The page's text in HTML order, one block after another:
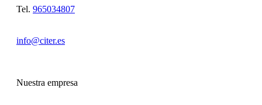
Tel. 965034807
info@citer.es
Nuestra empresa